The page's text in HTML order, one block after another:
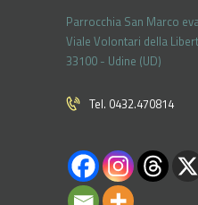
Parrocchia San Marco
Viale Volontari della
33100 - Udine (UD)
Tel. 0432.470814